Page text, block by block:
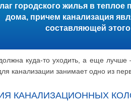
городского жилья в теплое
дома, причем канализация
составляющей
куда-то уходить, а еще лучше
канализации занимает одно из
КАНАЛИЗАЦИОННЫХ